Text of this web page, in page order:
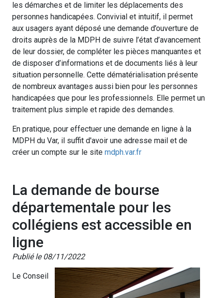
les démarches et de limiter les déplacements des
personnes handicapées. Convivial et intuitif, il permet
aux usagers ayant déposé une demande d’ouverture de
droits auprès de la MDPH de suivre l’état d’avancement
de leur dossier, de compléter les pièces manquantes et
de disposer d’informations et de documents liés à leur
situation personnelle. Cette dématérialisation présente
de nombreux avantages aussi bien pour les personnes
handicapées que pour les professionnels. Elle permet un
traitement plus simple et rapide des demandes.
En pratique, pour effectuer une demande en ligne à la
MDPH du Var, il suffit d'avoir une adresse mail et de
créer un compte sur le site mdph.var.fr
La demande de bourse
départementale pour les
collégiens est accessible en
ligne
Publié le 08/11/2022
Le Conseil